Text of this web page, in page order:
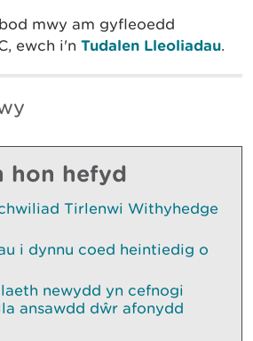
mwy am gyfleoedd
ewch i'n Tudalen Lleoliadau.
hon hefyd
Tirlenwi Withyhedge
i dynnu coed heintiedig o
newydd yn cefnogi
ansawdd dŵr afonydd